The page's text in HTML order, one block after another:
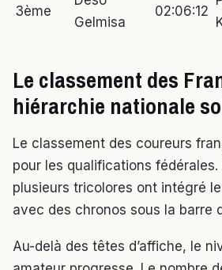
3ème
Gelmisa
02:06:12
Le classement des
hiérarchie nationale
Le classement des coureurs
pour les qualifications
plusieurs tricolores ont intégré
avec des chronos sous la barre
Au-delà des têtes d’affiche, le